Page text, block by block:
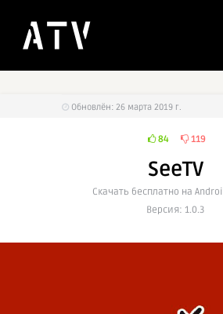
Обновлён: 26 марта 2019 г.
84 119
SeeTV
Cкачать бесплатно на
Версия: 1.0.3